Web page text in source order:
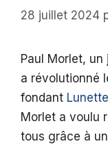
28 juillet 2024
Paul Morlet,
a révolutionné
fondant
Morlet a voulu
tous grâce à